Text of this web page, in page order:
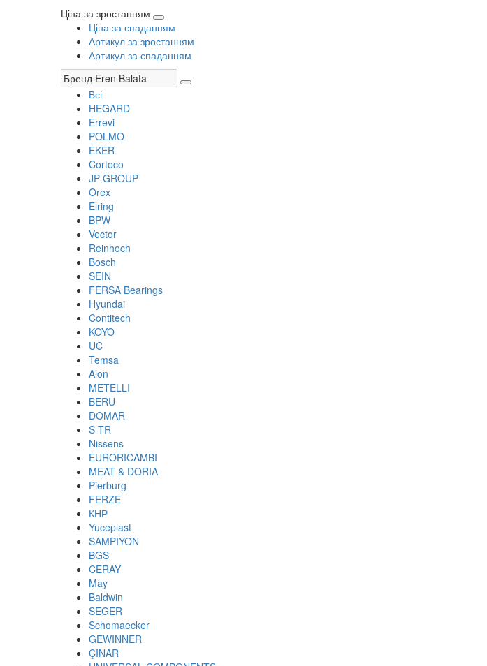
Ціна за зростанням
Ціна за спаданням
Артикул за зростанням
Артикул за спаданням
Всі
HEGARD
Errevi
POLMO
EKER
Corteco
JP GROUP
Orex
Elring
BPW
Vector
Reinhoch
Bosch
SEIN
FERSA Bearings
Hyundai
Contitech
KOYO
UC
Temsa
Alon
METELLI
BERU
DOMAR
S-TR
Nissens
EURORICAMBI
MEAT & DORIA
Pierburg
FERZE
КНР
Yuceplast
SAMPIYON
BGS
CERAY
May
Baldwin
SEGER
Schomaecker
GEWINNER
ÇINAR